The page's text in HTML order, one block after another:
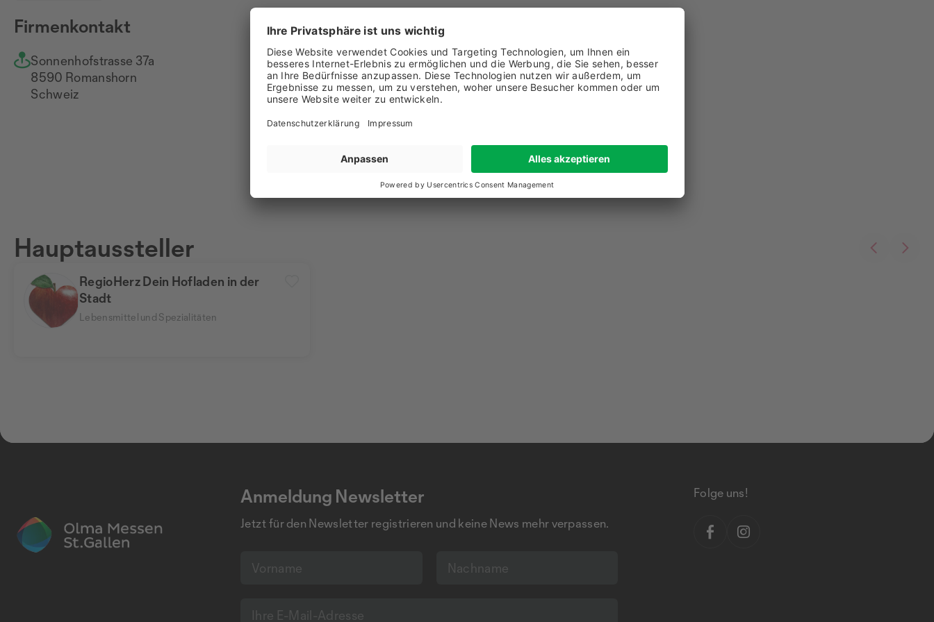
Firmenkontakt
Sonnenhofstrasse 37a
8590 Romanshorn
Schweiz
+41 79 885 40 95
Nachricht senden
RegioHerz Dein Hofladen in der
Stadt
Lebensmittel und Spezialitäten
Hauptaussteller
Anmeldung Newsletter
Jetzt für den Newsletter registrieren und keine News mehr verpassen.
Folge uns!